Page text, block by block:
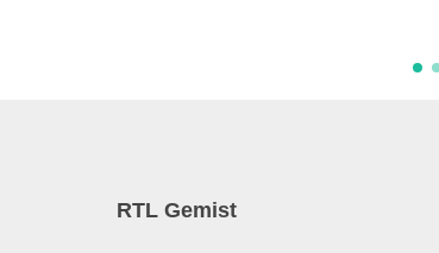
RTL Gemist